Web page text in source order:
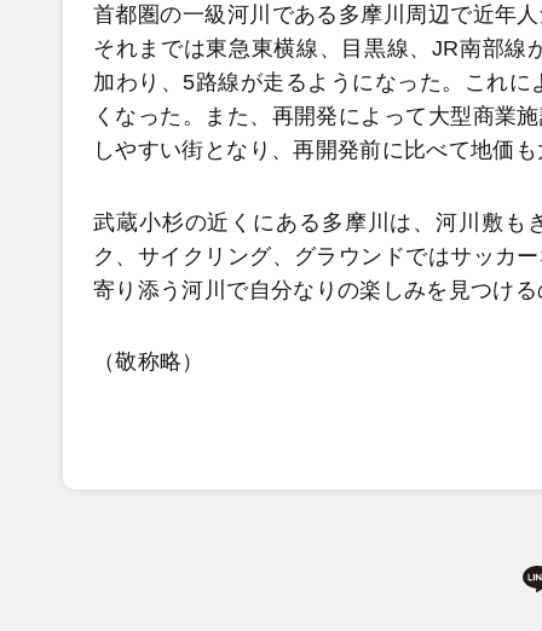
首都圏の一級河川である多摩川周辺で近年
それまでは東急東横線、目黒線、JR南部
加わり、5路線が走るようになった。これ
くなった。また、再開発によって大型商業
しやすい街となり、再開発前に比べて地価も
武蔵小杉の近くにある多摩川は、河川敷も
ク、サイクリング、グラウンドではサッカ
寄り添う河川で自分なりの楽しみを見つける
（敬称略）